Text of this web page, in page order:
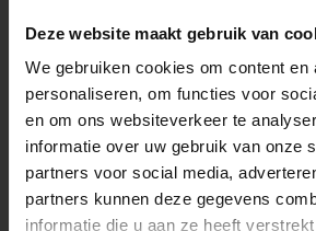
Deze website maakt gebruik van
We gebruiken cookies om content en
personaliseren, om functies voor
en om ons websiteverkeer te
informatie over uw gebruik van onze
partners voor social media,
partners kunnen deze gegevens
informatie die u aan ze heeft
belangrijk om deze bezoekers
en ervoor te zorgen dat deze
gemeten worden. Dit is
enkele regel Javascript te
Google Analytics event aanroept.